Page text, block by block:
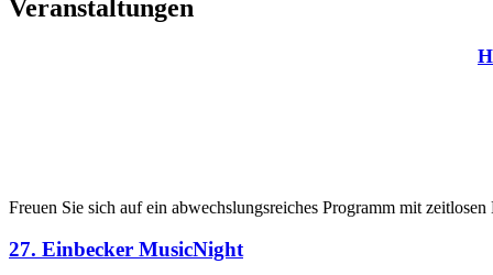
Veranstaltungen
Freuen Sie sich auf ein abwechslungsreiches Programm mit
27. Einbecker MusicNight